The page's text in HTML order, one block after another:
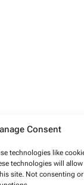
Consent
technologies like
technologies will
site. Not consenting